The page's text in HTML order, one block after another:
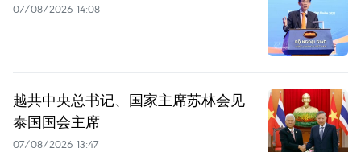
07/08/2026 14:08
越共中央总书记、国家主席苏林会见
泰国国会主席
07/08/2026 13:47